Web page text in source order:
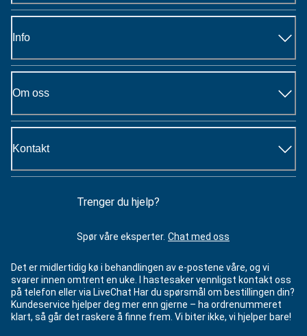
Info
Om oss
Kontakt
Trenger du hjelp?
Spør våre eksperter. Chat med oss
Det er midlertidig kø i behandlingen av e-postene våre, og vi
svarer innen omtrent en uke. I hastesaker vennligst kontakt oss
på telefon eller via LiveChat Har du spørsmål om bestillingen din?
Kundeservice hjelper deg mer enn gjerne – ha ordrenummeret
klart, så går det raskere å finne frem. Vi biter ikke, vi hjelper bare!